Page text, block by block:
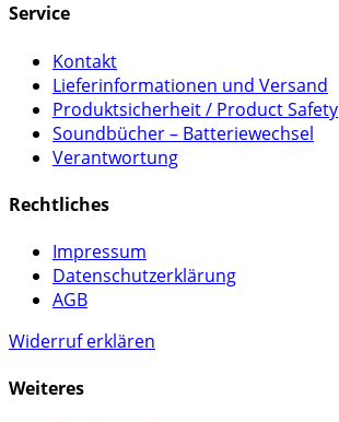
Service
Kontakt
Lieferinformationen und Versand
Produktsicherheit / Product Safety
Soundbücher – Batteriewechsel
Verantwortung
Rechtliches
Impressum
Datenschutzerklärung
AGB
Widerruf erklären
Weiteres